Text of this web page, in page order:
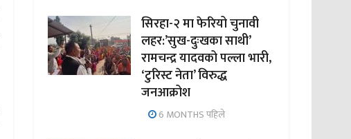
सिरहा-२ मा फेरियो चुनावी
लहर:’सुख-दुःखका साथी’
रामचन्द्र यादवको पल्ला भारी,
‘टुरिस्ट नेता’ विरुद्ध
जनआक्रोश
6 MONTHS पहिले